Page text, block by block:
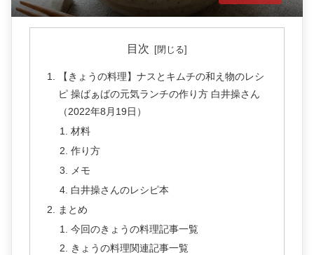
目次
【きょうの料理】ナスとキムチの和え物のレシ
ピ 操ばぁばの元気ランチの作り方 白井操さん
（2022年8月19日）
材料
作り方
メモ
白井操さんのレシピ本
まとめ
今回のきょうの料理記事一覧
きょうの料理関連記事一覧